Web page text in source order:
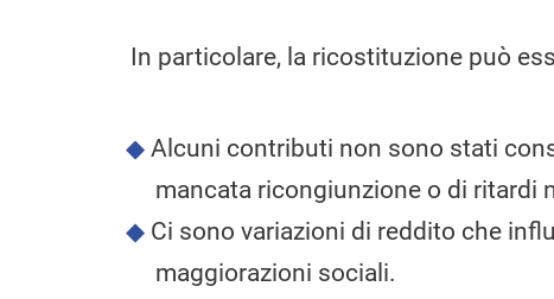
In particolare, la ricostituzione può
Alcuni contributi non sono stati
mancata ricongiunzione o di ritardi
Ci sono variazioni di reddito che
maggiorazioni sociali.